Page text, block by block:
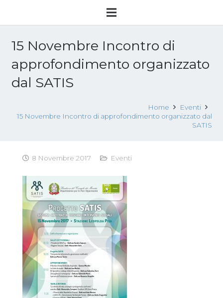
15 Novembre Incontro di
approfondimento organizzato
dal SATIS
Home
Eventi
15 Novembre Incontro di approfondimento organizzato dal
SATIS
8 Novembre 2017 Eventi